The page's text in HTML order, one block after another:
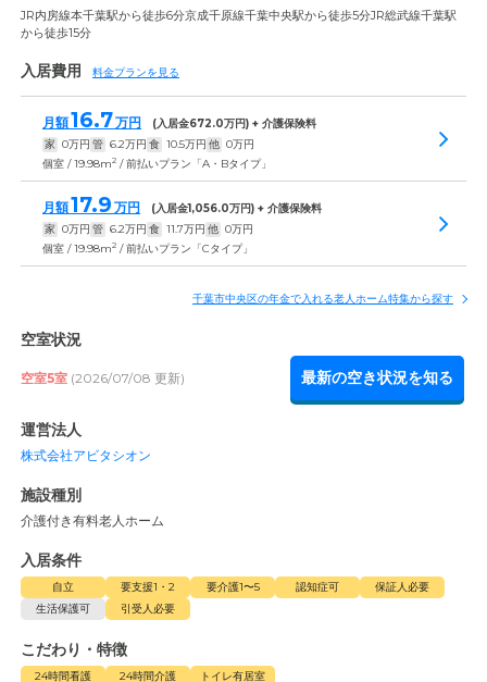
JR内房線本千葉駅から徒歩6分京成千原線千葉中央駅から徒歩5分JR総武線千葉駅
から徒歩15分
入居費用 料金プランを見る
月額16.7万円 (入居金672.0万円) + 介護保険料
家 0万円 管 6.2万円 食 10.5万円 他 0万円
個室 / 19.98m2 / 前払いプラン「A・Bタイプ」
月額17.9 万円 (入居金1,056.0万円) + 介護保険料
家 0万円 管 6.2万円 食 11.7万円 他 0万円
個室 / 19.98m2 / 前払いプラン「Cタイプ」
千葉市中央区の年金で入れる老人ホーム特集から探す
空室状況
空室5室 (2026/07/08 更新) 最新の空き状況を知る
運営法人
株式会社アビタシオン
施設種別
介護付き有料老人ホーム
入居条件
自立 要支援1・2 要介護1〜5 認知症可
保証人必要
生活保護可
引受人必要
こだわり・特徴
24時間看護 24時間介護 トイレ有居室